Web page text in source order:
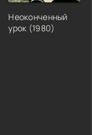
Неоконченный
урок (1980)